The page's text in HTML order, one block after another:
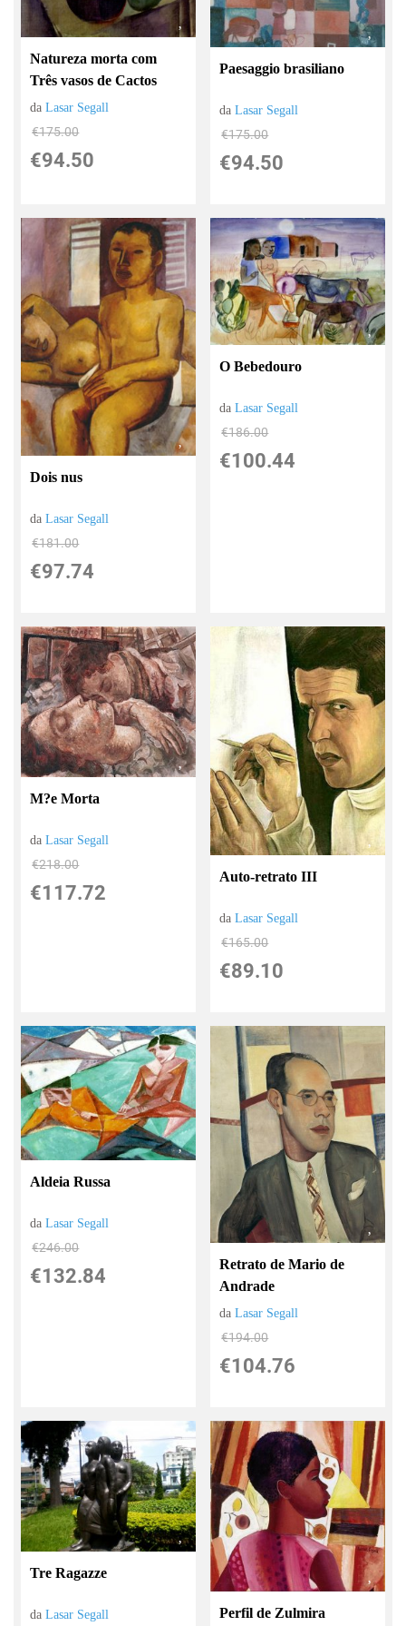
Natureza morta com
Três vasos de Cactos
daLasar Segall
€175.00
€94.50
Paesaggio brasiliano
daLasar Segall
€175.00
€94.50
Dois nus
daLasar Segall
€181.00
€97.74
O Bebedouro
daLasar Segall
€186.00
€100.44
M?e Morta
daLasar Segall
€218.00
€117.72
Auto-retrato III
daLasar Segall
€165.00
€89.10
Aldeia Russa
daLasar Segall
€246.00
€132.84
Retrato de Mario de
Andrade
daLasar Segall
€194.00
€104.76
Tre Ragazze
daLasar Segall Perfil de Zulmira